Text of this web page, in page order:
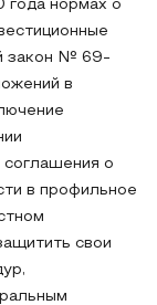
года нормах о
закон № 69-
в
соглашения о
в профильное
свои